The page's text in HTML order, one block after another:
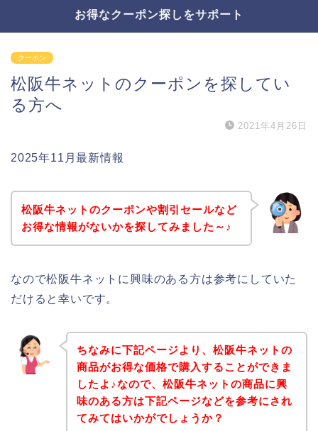
お得なクーポン探しをサポート
クーポン
松阪牛ネットのクーポンを探してい
る方へ
2021年4月26日
2025年11月最新情報
松阪牛ネットのクーポンや割引セールなど
お得な情報がないかを探してみました～♪
なので松阪牛ネットに興味のある方は参考にしていた
だけると幸いです。
ちなみに下記ページより、松阪牛ネットの
商品がお得な価格で購入することができま
したよ♪なので、松阪牛ネットの商品に興
味のある方は下記ページなどを参考にされ
てみてはいかがでしょうか？